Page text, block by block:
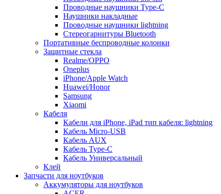
Проводные наушники Type-C
Наушники накладные
Проводные наушники lightning
Стереогарнитуры Bluetooth
Портативные беспроводные колонки
Защитные стекла
Realme/OPPO
Oneplus
iPhone/Apple Watch
Huawei/Honor
Samsung
Xiaomi
Кабеля
Кабели для iPhone, iPad тип кабеля: lightning
Кабель Micro-USB
Кабель AUX
Кабель Type-C
Кабель Универсальный
Клей
Запчасти для ноутбуков
Аккумуляторы для ноутбуков